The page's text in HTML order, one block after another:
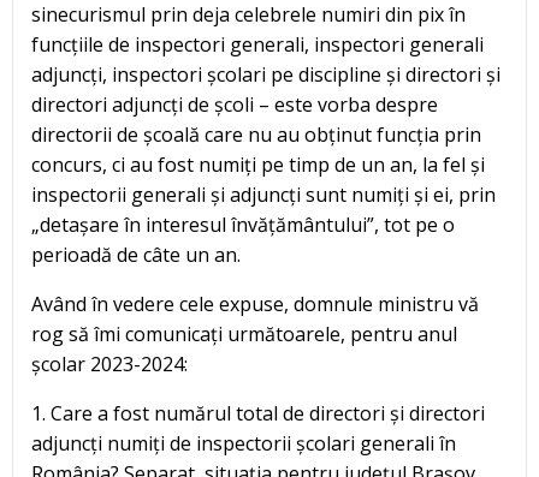
sinecurismul prin deja celebrele numiri din pix în
funcțiile de inspectori generali, inspectori generali
adjuncți, inspectori școlari pe discipline și directori și
directori adjuncți de școli – este vorba despre
directorii de școală care nu au obținut funcția prin
concurs, ci au fost numiți pe timp de un an, la fel și
inspectorii generali și adjuncți sunt numiți și ei, prin
„detașare în interesul învățământului”, tot pe o
perioadă de câte un an.
Având în vedere cele expuse, domnule ministru vă
rog să îmi comunicați următoarele, pentru anul
școlar 2023-2024:
1. Care a fost numărul total de directori și directori
adjuncți numiți de inspectorii școlari generali în